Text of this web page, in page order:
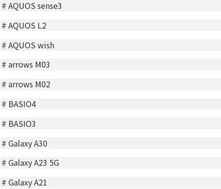
#AQUOS sense3
#AQUOS L2
#AQUOS wish
#arrows M03
#arrows M02
# BASIO4
# BASIO3
#Galaxy A30
#Galaxy A23 5G
#Galaxy A21